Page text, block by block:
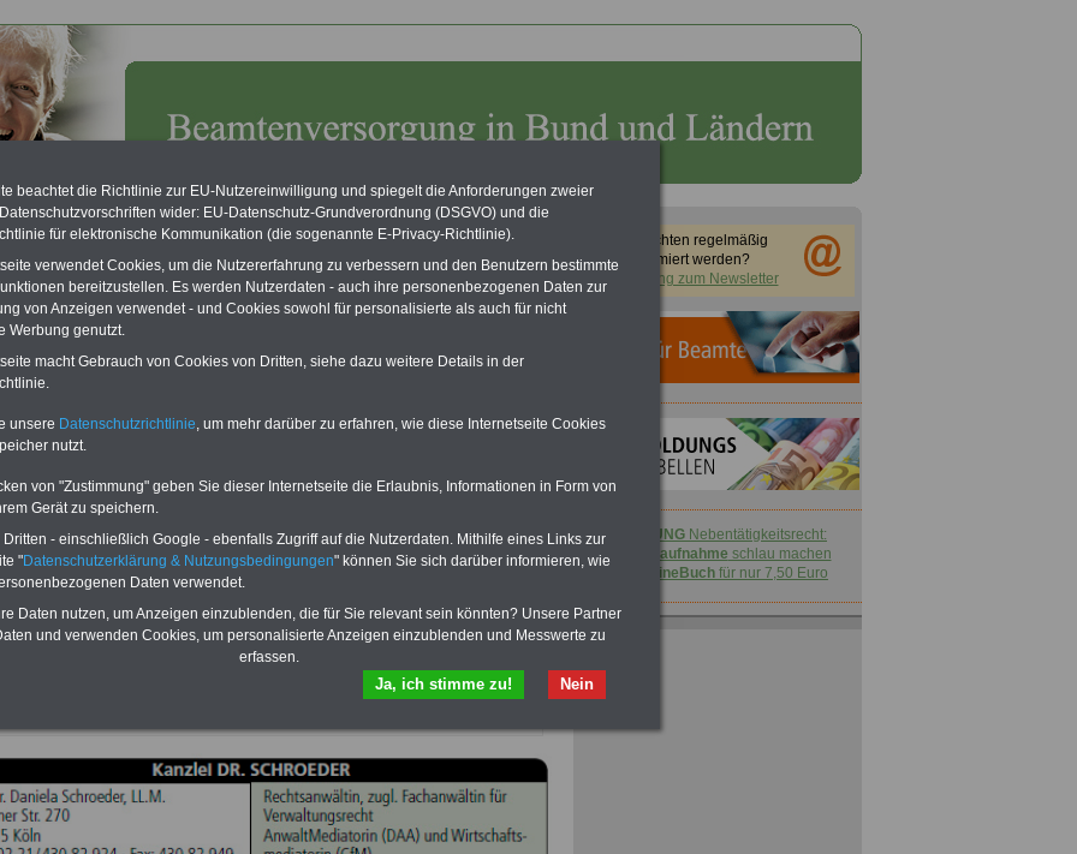
in Köln: Kanzlei Dr. Schroeder
Neu aufgelegt: März 2025
und Beamtenrecht"
für 10 Euro
Monaten bleiben Sie in den
Beamtenbereich auf dem
Laufenden, u.a.die-
Sie finden im Portal
OnlineService 10 Bücher bzw.
lesen und ausdrucken.Mehr
Sie möchten regelmäßig
informiert werden?
Anmeldung zum Newsletter
ACHTUNG Nebentätigkeitsrecht:
vor Jobaufnahme schlau machen
OnlineBuch für nur 7,50 Euro
beachtet die Richtlinie zur EU-Nutzereinwilligung und spiegelt die Anforderungen zweier
wider: EU-Datenschutz-Grundverordnung (DSGVO) und die
für elektronische Kommunikation (die sogenannte E-Privacy-Richtlinie).
verwendet Cookies, um die Nutzererfahrung zu verbessern und den Benutzern bestimmte
bereitzustellen. Es werden Nutzerdaten - auch ihre personenbezogenen Daten zur
von Anzeigen verwendet - und Cookies sowohl für personalisierte als auch für nicht
Werbung genutzt.
macht Gebrauch von Cookies von Dritten, siehe dazu weitere Details in der
unsere Datenschutzrichtlinie , um mehr darüber zu erfahren, wie diese Internetseite Cookies
nutzt.
von "Zustimmung" geben Sie dieser Internetseite die Erlaubnis, Informationen in Form von
Gerät zu speichern.
- einschließlich Google - ebenfalls Zugriff auf die Nutzerdaten. Mithilfe eines Links zur
"Datenschutzerklärung & Nutzungsbedingungen" können Sie sich darüber informieren, wie
Daten verwendet.
Daten nutzen, um Anzeigen einzublenden, die für Sie relevant sein könnten? Unsere Partner
und verwenden Cookies, um personalisierte Anzeigen einzublenden und Messwerte zu
erfassen.
Nein
Ja, ich stimme zu!